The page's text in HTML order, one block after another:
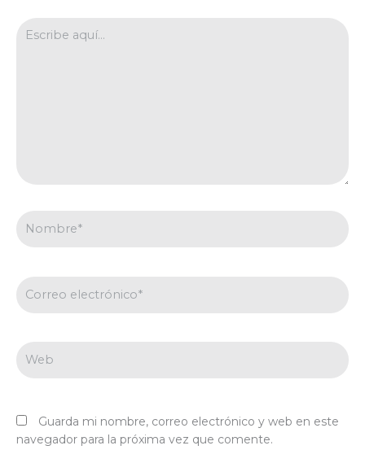
electrónico*
Guarda mi nombre, correo electrónico y web en este
navegador para la próxima vez que comente.